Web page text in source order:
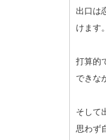
出口は
けます。
打算的
できな
そして
思わず